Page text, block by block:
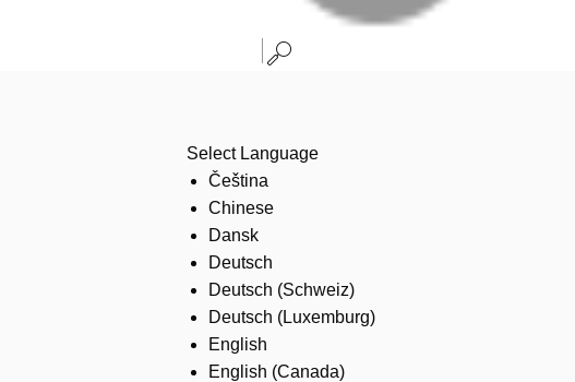
Select Language
Čeština
Chinese
Dansk
Deutsch
Deutsch (Schweiz)
Deutsch (Luxemburg)
English
English (Canada)